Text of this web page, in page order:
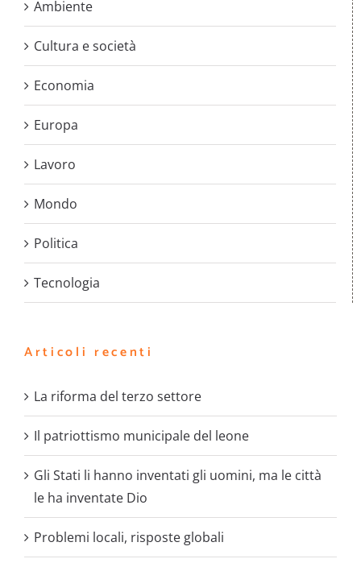
Ambiente
Cultura e società
Economia
Europa
Lavoro
Mondo
Politica
Tecnologia
Articoli recenti
La riforma del terzo settore
Il patriottismo municipale del leone
Gli Stati li hanno inventati gli uomini, ma le città
le ha inventate Dio
Problemi locali, risposte globali